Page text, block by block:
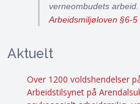
verneombudets arbeid.
Arbeidsmiljøloven §6-5
Aktuelt
Over 1200 voldshendelser
Arbeidstilsynet på